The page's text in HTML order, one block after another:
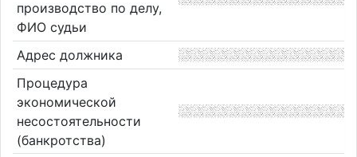
производство по делу,
ФИО судьи
Адрес должника
Процедура
экономической
несостоятельности
(банкротства)